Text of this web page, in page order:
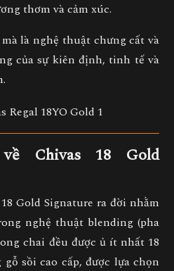
thơm và cảm xúc.
lànghệ thuật chưng cất và
của sự kiên định, tinh tế và
Chivas 18 Gold
Gold Signature ra đời nhằm
nghệ thuật blending (pha
chai đều được ủ ít nhất 18
sồi cao cấp, được lựa chọn